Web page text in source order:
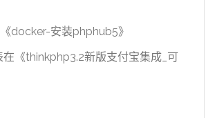
docker-安装phphub5》
在《thinkphp3.2新版支付宝集成_可